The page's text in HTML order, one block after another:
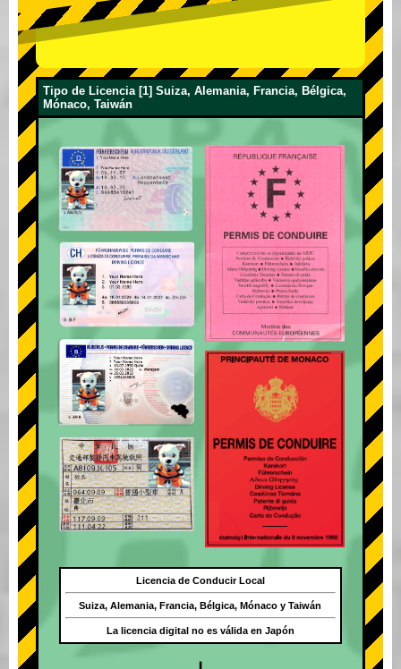
Tipo de Licencia [1] Suiza, Alemania, Francia, Bélgica,
Mónaco, Taiwán
Licencia de Conducir Local
Suiza, Alemania, Francia, Bélgica, Mónaco y Taiwán
La licencia digital no es válida en Japón